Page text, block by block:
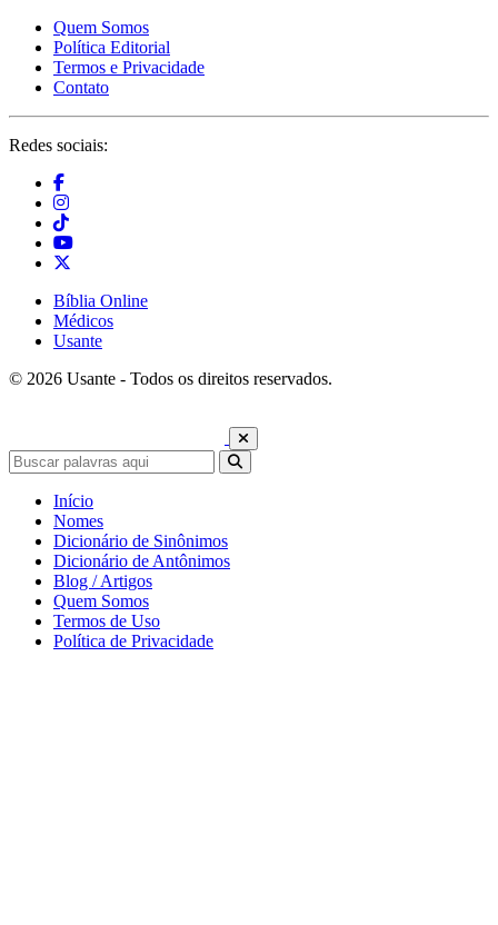
Quem Somos
Política Editorial
Termos e Privacidade
Contato
Redes sociais:
Bíblia Online
Médicos
Usante
© 2026 Usante - Todos os direitos reservados.
Início
Nomes
Dicionário de Sinônimos
Dicionário de Antônimos
Blog / Artigos
Quem Somos
Termos de Uso
Política de Privacidade